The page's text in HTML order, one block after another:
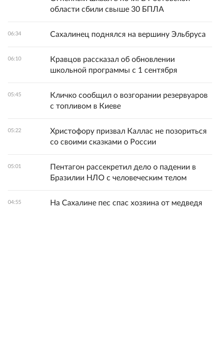
области сбили свыше 30 БПЛА
06:34 Сахалинец поднялся на вершину Эльбруса
06:10
Кравцов рассказал об обновлении
школьной программы с 1 сентября
05:45
Кличко сообщил о возгорании резервуаров
с топливом в Киеве
05:22
Христофору призвал Каллас не позориться
со своими сказками о России
05:01
Пентагон рассекретил дело о падении в
Бразилии НЛО с человеческим телом
04:55 На Сахалине пес спас хозяина от медведя